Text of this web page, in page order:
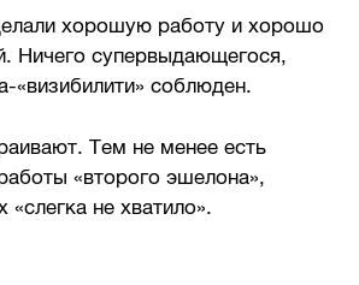
хорошую работу и хорошо
Ничего супервыдающегося,
«визибилити» соблюден.
Тем не менее есть
«второго эшелона»,
не хватило».